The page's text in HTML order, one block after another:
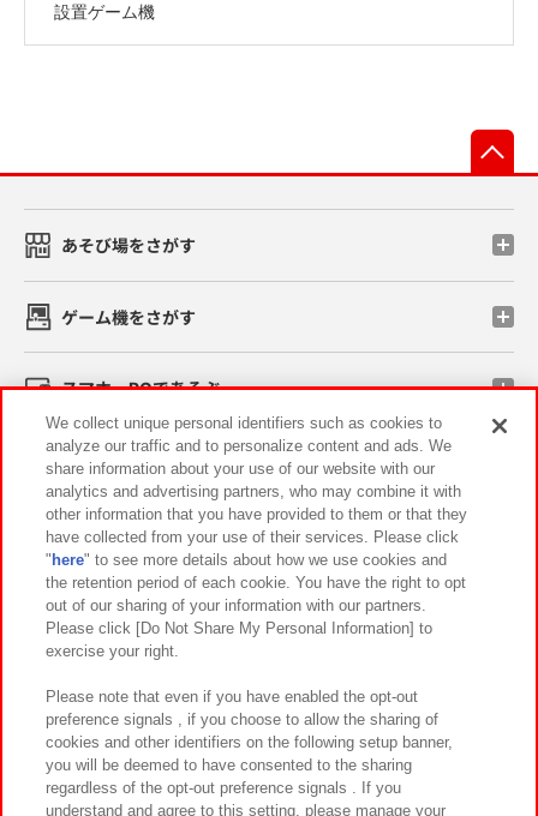
設置ゲーム機
あそび場をさがす
ゲーム機をさがす
スマホ・PCであそぶ
イベント・キャンペーン
関連会社 サステナビリティ サイトポリシー
プライバシーポリシー ウェブアクセシビリティ方針と検証結果
お取引先さまとともに
カスタマーハラスメント対応方針 よくあるご質問・お問い合わせ
We collect unique personal identifiers such as cookies to
analyze our traffic and to personalize content and ads. We
share information about your use of our website with our
analytics and advertising partners, who may combine it with
other information that you have provided to them or that they
have collected from your use of their services. Please click
" here" to see more details about how we use cookies and
the retention period of each cookie. You have the right to opt
out of our sharing of your information with our partners.
Please click [Do Not Share My Personal Information] to
exercise your right.
Please note that even if you have enabled the opt-out
preference signals , if you choose to allow the sharing of
cookies and other identifiers on the following setup banner,
you will be deemed to have consented to the sharing
regardless of the opt-out preference signals . If you
understand and agree to this setting, please manage your